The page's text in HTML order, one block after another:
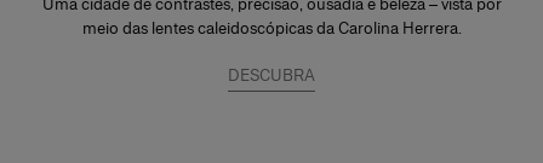
meio das lentes caleidoscópicas da Carolina Herrera.
DESCUBRA